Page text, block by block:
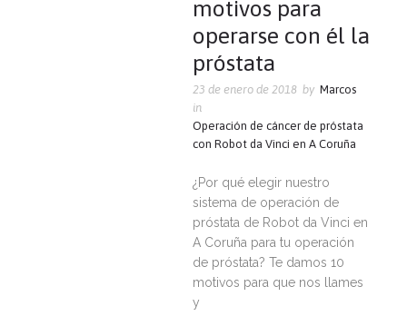
motivos para
operarse con él la
próstata
23 de enero de 2018 by Marcos
in
Operación de cáncer de próstata
con Robot da Vinci en A Coruña
¿Por qué elegir nuestro
sistema de operación de
próstata de Robot da Vinci en
A Coruña para tu operación
de próstata? Te damos 10
motivos para que nos llames
y